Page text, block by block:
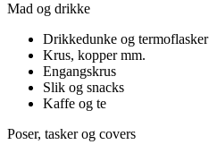
Mad og drikke
Drikkedunke og termoflasker
Krus, kopper mm.
Engangskrus
Slik og snacks
Kaffe og te
Poser, tasker og covers